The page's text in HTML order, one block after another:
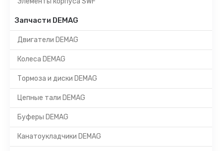
Запчасти DEMAG
Двигатели DEMAG
Колеса DEMAG
Тормоза и диски DEMAG
Цепные тали DEMAG
Буферы DEMAG
Канатоукладчики DEMAG